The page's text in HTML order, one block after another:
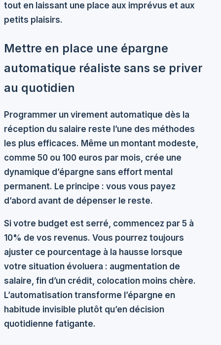
tout en laissant une place aux imprévus et aux
petits plaisirs.
Mettre en place une épargne
automatique réaliste sans se priver
au quotidien
Programmer un virement automatique dès la
réception du salaire reste l’une des méthodes
les plus efficaces. Même un montant modeste,
comme 50 ou 100 euros par mois, crée une
dynamique d’épargne sans effort mental
permanent. Le principe : vous vous payez
d’abord avant de dépenser le reste.
Si votre budget est serré, commencez par 5 à
10% de vos revenus. Vous pourrez toujours
ajuster ce pourcentage à la hausse lorsque
votre situation évoluera : augmentation de
salaire, fin d’un crédit, colocation moins chère.
L’automatisation transforme l’épargne en
habitude invisible plutôt qu’en décision
quotidienne fatigante.